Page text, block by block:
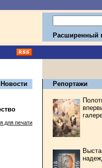
Расширенный
Новости
для печати
Репортажи